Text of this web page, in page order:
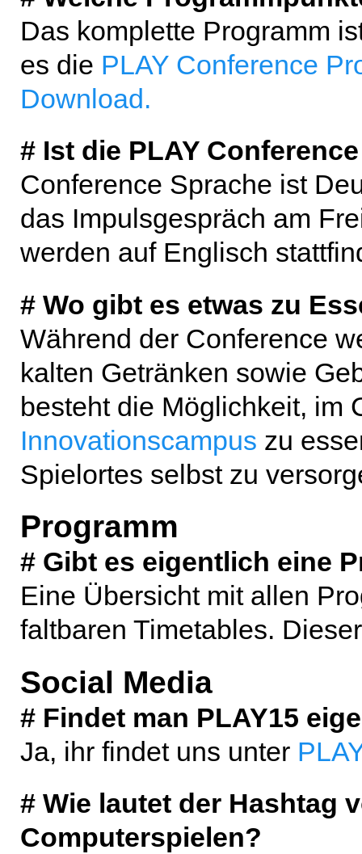
Das komplette Programm
es die PLAY Conference
Download.
# Ist die PLAY
Conference Sprache ist
das Impulsgespräch am
werden auf Englisch
# Wo gibt es etwas zu
Während der Conference
kalten Getränken sowie
besteht die Möglichkeit, im
Innovationscampus zu
Spielortes selbst zu
Programm
# Gibt es eigentlich eine
Eine Übersicht mit allen
faltbaren Timetables.
Social Media
# Findet man PLAY15
Ja, ihr findet uns unter
# Wie lautet der Hashtag
Computerspielen?